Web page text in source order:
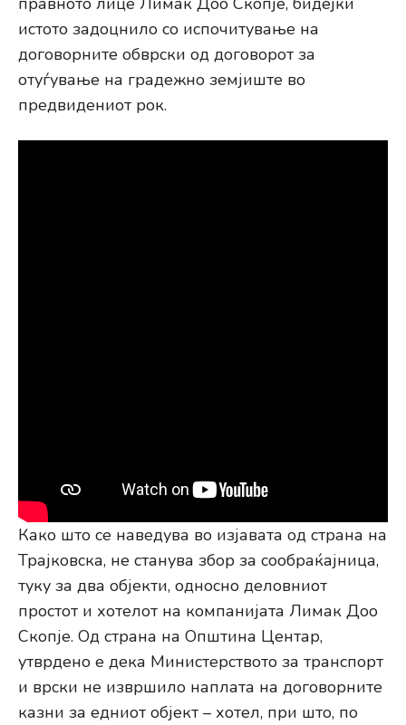
истото задоцнило со испочитување на
договорните обврски од договорот за
отуѓување на градежно земјиште во
предвидениот рок.
Како што се наведува во изјавата од страна на
Трајковска, не станува збор за сообраќајница,
туку за два објекти, односно деловниот
простот и хотелот на компанијата Лимак Доо
Скопје. Од страна на Општина Центар,
утврдено е дека Министерството за транспорт
и врски не извршило наплата на договорните
казни за едниот објект – хотел, при што, по